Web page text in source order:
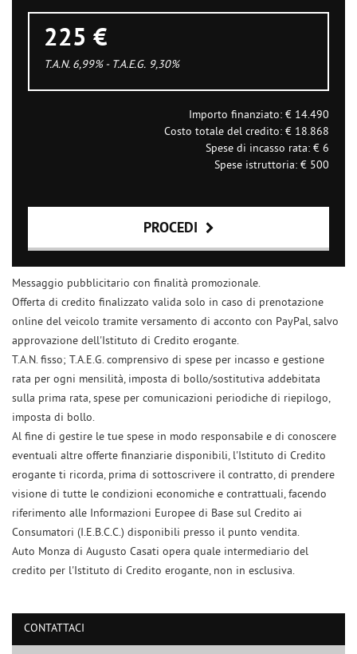
225 €
T.A.N. 6,99% - T.A.E.G. 9,30%
Importo finanziato: € 14.490
Costo totale del credito: € 18.868
Spese di incasso rata: € 6
Spese istruttoria: € 500
PROCEDI
Contattaci
Ho letto e accetto l'informativa privacy*
Acconsento al trattamento dei miei dati per finalità di marketing
Invia la tua richiesta
Messaggio pubblicitario con finalità promozionale.
Offerta di credito finalizzato valida solo in caso di prenotazione
online del veicolo tramite versamento di acconto con PayPal, salvo
approvazione dell'Istituto di Credito erogante.
T.A.N. fisso; T.A.E.G. comprensivo di spese per incasso e gestione
rata per ogni mensilità, imposta di bollo/sostitutiva addebitata
sulla prima rata, spese per comunicazioni periodiche di riepilogo,
imposta di bollo.
Al fine di gestire le tue spese in modo responsabile e di conoscere
eventuali altre offerte finanziarie disponibili, l'Istituto di Credito
erogante ti ricorda, prima di sottoscrivere il contratto, di prendere
visione di tutte le condizioni economiche e contrattuali, facendo
riferimento alle Informazioni Europee di Base sul Credito ai
Consumatori (I.E.B.C.C.) disponibili presso il punto vendita.
Auto Monza di Augusto Casati opera quale intermediario del
credito per l'Istituto di Credito erogante, non in esclusiva.
CONTATTACI